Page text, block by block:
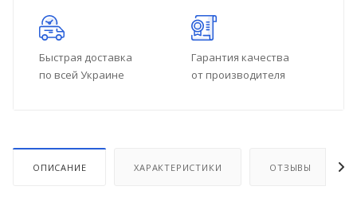
Быстрая доставка
по всей Украине
Гарантия качества
от производителя
ОПИСАНИЕ ХАРАКТЕРИСТИКИ ОТЗЫВЫ